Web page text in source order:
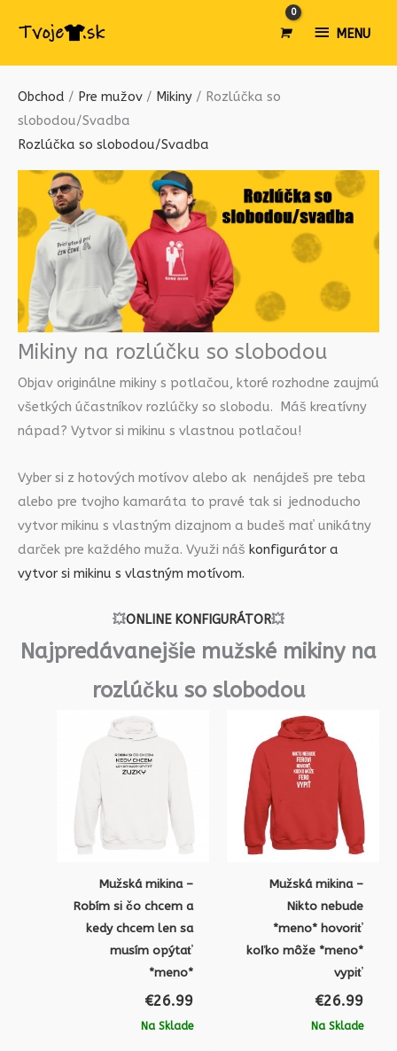
MENU
MENU
Obchod / Pre mužov / Mikiny / Rozlúčka so
slobodou/Svadba
Rozlúčka so slobodou/Svadba
Mikiny na rozlúčku so slobodou
Objav originálne mikiny s potlačou, ktoré rozhodne zaujmú
všetkých účastníkov rozlúčky so slobodu. Máš kreatívny
nápad? Vytvor si mikinu s vlastnou potlačou!
Vyber si z hotových motívov alebo ak nenájdeš pre teba
alebo pre tvojho kamaráta to pravé tak si jednoducho
vytvor mikinu s vlastným dizajnom a budeš mať unikátny
darček pre každého muža. Využi náš konfigurátor a
vytvor si mikinu s vlastným motívom.
💥ONLINE KONFIGURÁTOR💥
Najpredávanejšie mužské mikiny na
rozlúčku so slobodou
Mužská mikina –
Robím si čo chcem a
kedy chcem len sa
musím opýtať
*meno*
€26.99
Na Sklade
Mužská mikina –
Nikto nebude
*meno* hovoriť
koľko môže *meno*
vypiť
€26.99
Na Sklade